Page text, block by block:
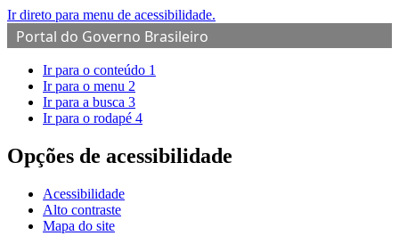
Ir direto para menu de acessibilidade.
Portal do Governo Brasileiro
Ir para o conteúdo 1
Ir para o menu 2
Ir para a busca 3
Ir para o rodapé 4
Opções de acessibilidade
Acessibilidade
Alto contraste
Mapa do site